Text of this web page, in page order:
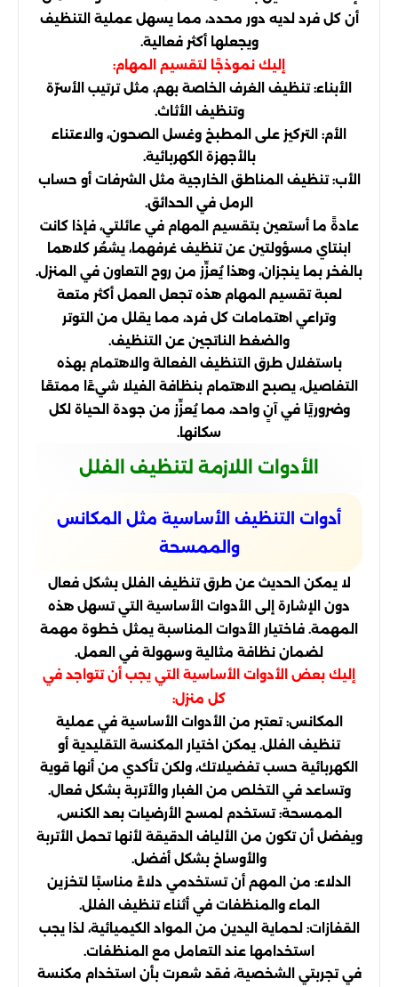
أن كل فرد لديه دور محدد، مما يسهل عملية التنظيف
ويجعلها أكثر فعالية.
إليك نموذجًا لتقسيم المهام:
الأبناء: تنظيف الغرف الخاصة بهم، مثل ترتيب الأسرّة
وتنظيف الأثاث.
الأم: التركيز على المطبخ وغسل الصحون، والاعتناء
بالأجهزة الكهربائية.
الأب: تنظيف المناطق الخارجية مثل الشرفات أو حساب
الرمل في الحدائق.
عادةً ما أستعين بتقسيم المهام في عائلتي، فإذا كانت
ابنتاي مسؤولتين عن تنظيف غرفهما، يشعُر كلاهما
بالفخر بما ينجزان، وهذا يُعزِّز من روح التعاون في المنزل.
لعبة تقسيم المهام هذه تجعل العمل أكثر متعة
وتراعي اهتمامات كل فرد، مما يقلل من التوتر
والضغط الناتجين عن التنظيف.
باستغلال طرق التنظيف الفعالة والاهتمام بهذه
التفاصيل، يصبح الاهتمام بنظافة الفيلا شيءًا ممتعًا
وضروريًا في آنٍ واحد، مما يُعزِّز من جودة الحياة لكل
سكانها.
الأدوات اللازمة لتنظيف الفلل
أدوات التنظيف الأساسية مثل المكانس
والممسحة
لا يمكن الحديث عن طرق تنظيف الفلل بشكل فعال
دون الإشارة إلى الأدوات الأساسية التي تسهل هذه
المهمة. فاختيار الأدوات المناسبة يمثل خطوة مهمة
لضمان نظافة مثالية وسهولة في العمل.
إليك بعض الأدوات الأساسية التي يجب أن تتواجد في
كل منزل:
المكانس: تعتبر من الأدوات الأساسية في عملية
تنظيف الفلل. يمكن اختيار المكنسة التقليدية أو
الكهربائية حسب تفضيلاتك، ولكن تأكدي من أنها قوية
وتساعد في التخلص من الغبار والأتربة بشكل فعال.
الممسحة: تستخدم لمسح الأرضيات بعد الكنس،
ويفضل أن تكون من الألياف الدقيقة لأنها تحمل الأتربة
والأوساخ بشكل أفضل.
الدلاء: من المهم أن تستخدمي دلاءً مناسبًا لتخزين
الماء والمنظفات في أثناء تنظيف الفلل.
القفازات: لحماية اليدين من المواد الكيميائية، لذا يجب
استخدامها عند التعامل مع المنظفات.
في تجربتي الشخصية، فقد شعرت بأن استخدام مكنسة